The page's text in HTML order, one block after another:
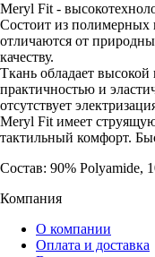
Meryl Fit -
Состоит из полимерных
отличаются от
качеству.
Ткань обладает
практичностью и
отсутствует
Meryl Fit имеет
тактильный комфорт.
Состав: 90% Polyamide,
Компания
О компании
Оплата и доставка